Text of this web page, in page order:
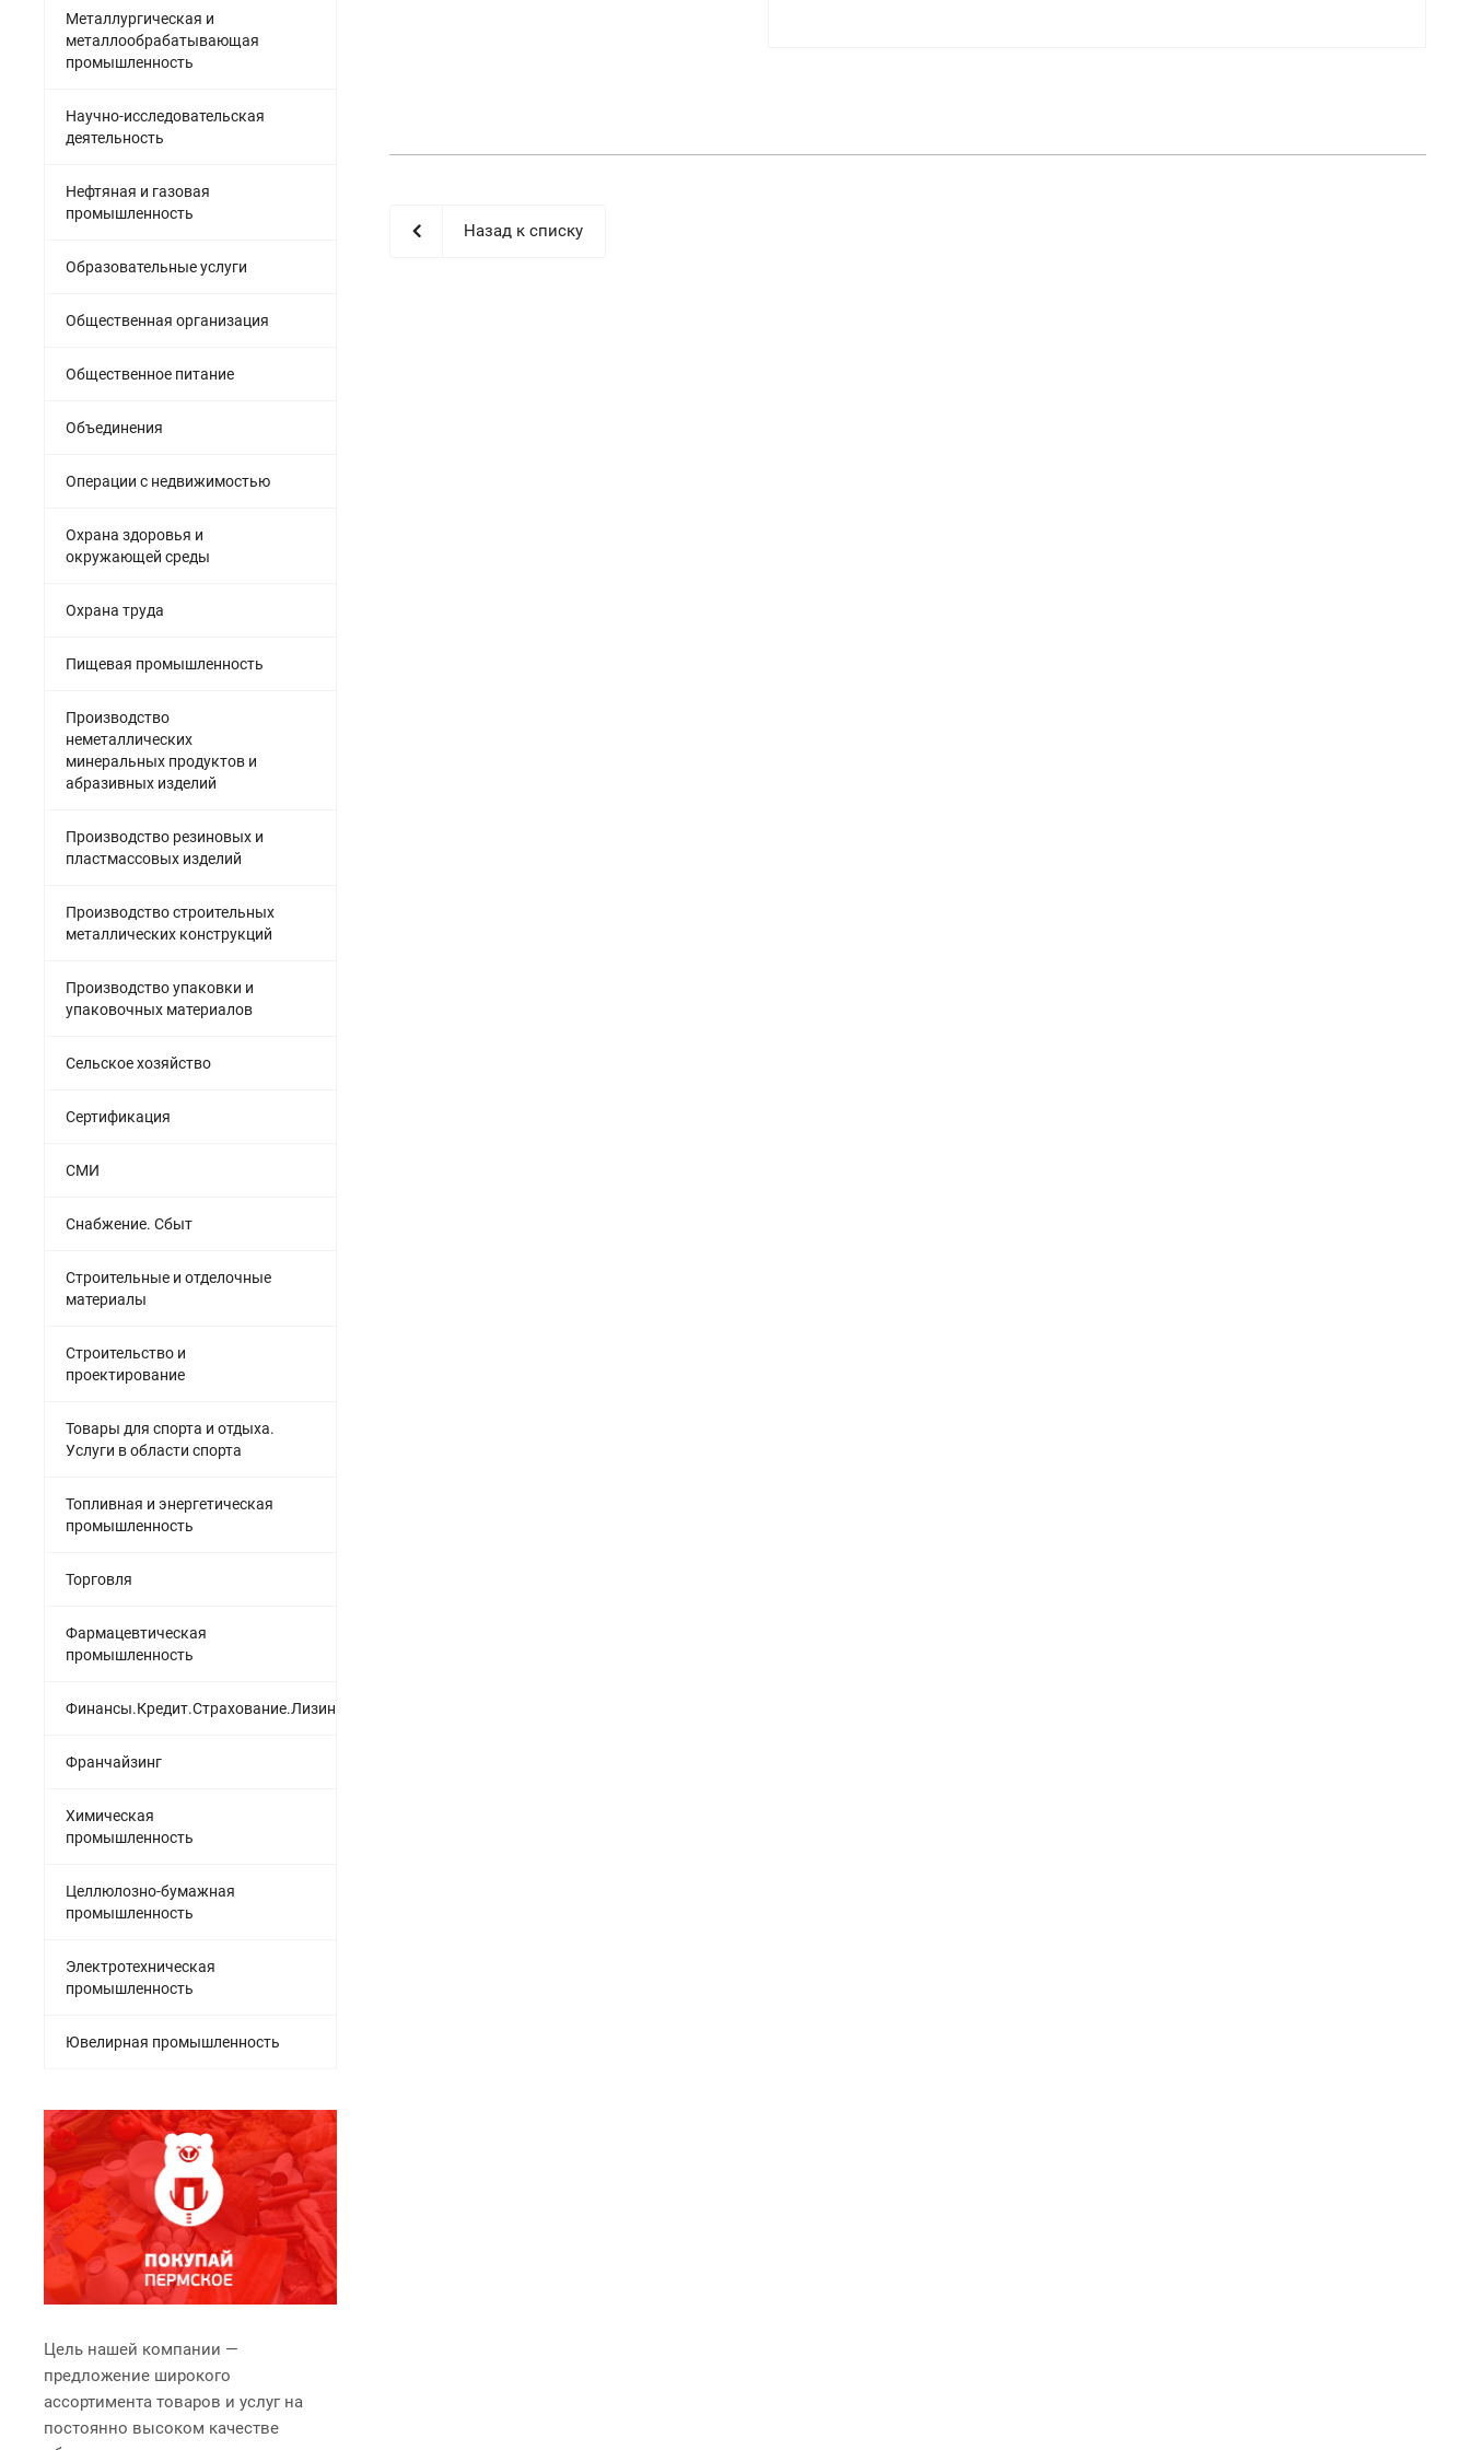
Назад к списку
Металлургическая и
металлообрабатывающая
промышленность
Научно-исследовательская
деятельность
Нефтяная и газовая
промышленность
Образовательные услуги
Общественная организация
Общественное питание
Объединения
Операции с недвижимостью
Охрана здоровья и
окружающей среды
Охрана труда
Пищевая промышленность
Производство
неметаллических
минеральных продуктов и
абразивных изделий
Производство резиновых и
пластмассовых изделий
Производство строительных
металлических конструкций
Производство упаковки и
упаковочных материалов
Сельское хозяйство
Сертификация
СМИ
Снабжение. Сбыт
Строительные и отделочные
материалы
Строительство и
проектирование
Товары для спорта и отдыха.
Услуги в области спорта
Топливная и энергетическая
промышленность
Торговля
Фармацевтическая
промышленность
Финансы.Кредит.Страхование.Лизинг
Франчайзинг
Химическая
промышленность
Целлюлозно-бумажная
промышленность
Электротехническая
промышленность
Ювелирная промышленность
Цель нашей компании —
предложение широкого
ассортимента товаров и услуг на
постоянно высоком качестве